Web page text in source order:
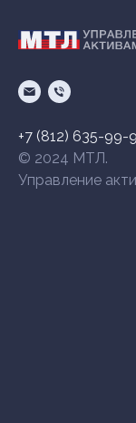
+7 (812) 635-99-
© 2024 МТЛ.
Управление